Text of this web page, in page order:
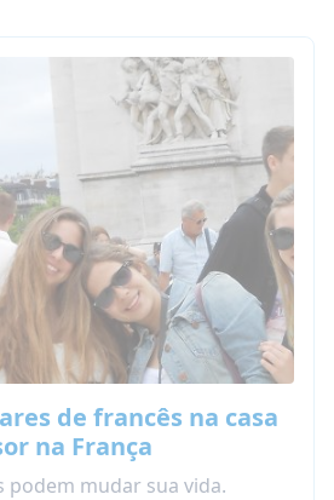
de francês na casa
na França
podem mudar sua vida.